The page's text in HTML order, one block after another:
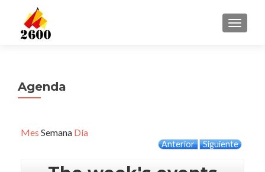
Agenda
Mes Semana Día
Anterior Siguiente